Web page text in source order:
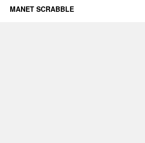
MANET SCRABBLE